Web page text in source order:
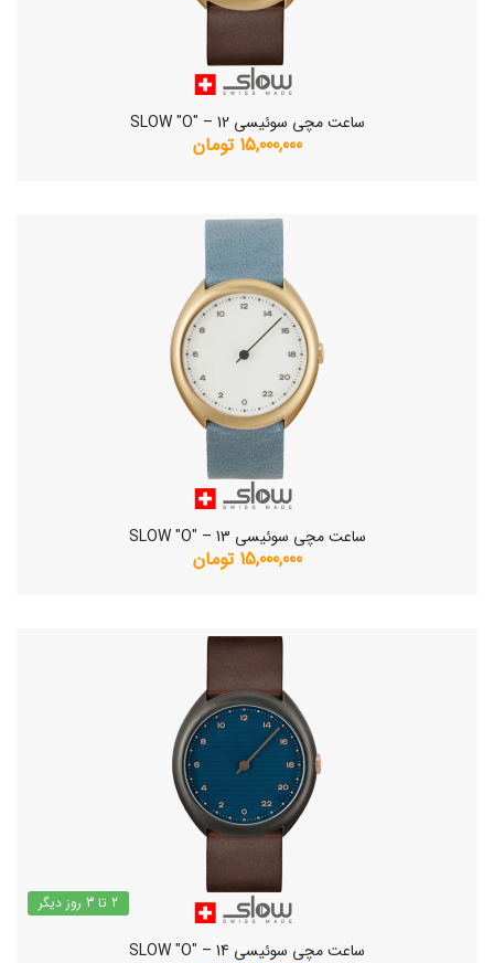
ساعت مچی سوئیسی SLOW "O" – 12
15,000,000 تومان
ساعت مچی سوئیسی SLOW "O" – 13
15,000,000 تومان
2 تا 3 روز دیگر
ساعت مچی سوئیسی SLOW "O" – 14